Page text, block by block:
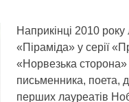
Наприкінці 2010 року
«Піраміда» у серії
«Норвезька сторона»
письменника, поета,
перших лауреатів